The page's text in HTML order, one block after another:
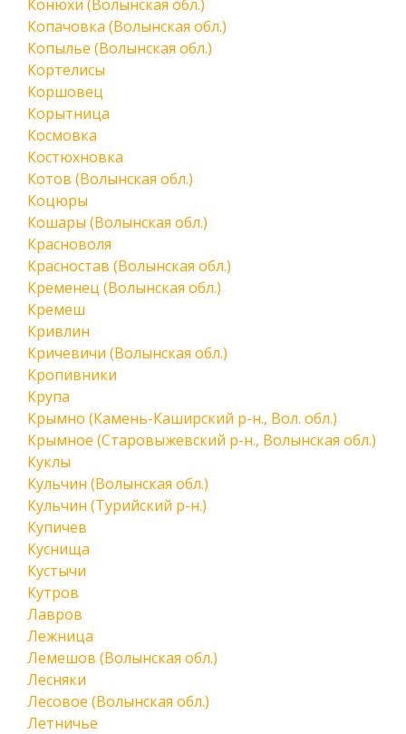
Конюхи (Волынская обл.)
Копачовка (Волынская обл.)
Копылье (Волынская обл.)
Кортелисы
Коршовец
Корытница
Космовка
Костюхновка
Котов (Волынская обл.)
Коцюры
Кошары (Волынская обл.)
Красноволя
Красностав (Волынская обл.)
Кременец (Волынская обл.)
Кремеш
Кривлин
Кричевичи (Волынская обл.)
Кропивники
Крупа
Крымно (Камень-Каширский р-н., Вол. обл.)
Крымное (Старовыжевский р-н., Волынская обл.)
Куклы
Кульчин (Волынская обл.)
Кульчин (Турийский р-н.)
Купичев
Куснища
Кустычи
Кутров
Лавров
Лежница
Лемешов (Волынская обл.)
Лесняки
Лесовое (Волынская обл.)
Летничье